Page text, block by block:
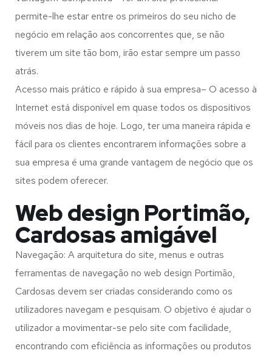
permite-lhe estar entre os primeiros do seu nicho de
negócio em relação aos concorrentes que, se não
tiverem um site tão bom, irão estar sempre um passo
atrás.
Acesso mais prático e rápido à sua empresa– O acesso à
Internet está disponível em quase todos os dispositivos
móveis nos dias de hoje. Logo, ter uma maneira rápida e
fácil para os clientes encontrarem informações sobre a
sua empresa é uma grande vantagem de negócio que os
sites podem oferecer.
Web design Portimão,
Cardosas amigável
Navegação: A arquitetura do site, menus e outras
ferramentas de navegação no web design Portimão,
Cardosas devem ser criadas considerando como os
utilizadores navegam e pesquisam. O objetivo é ajudar o
utilizador a movimentar-se pelo site com facilidade,
encontrando com eficiência as informações ou produtos